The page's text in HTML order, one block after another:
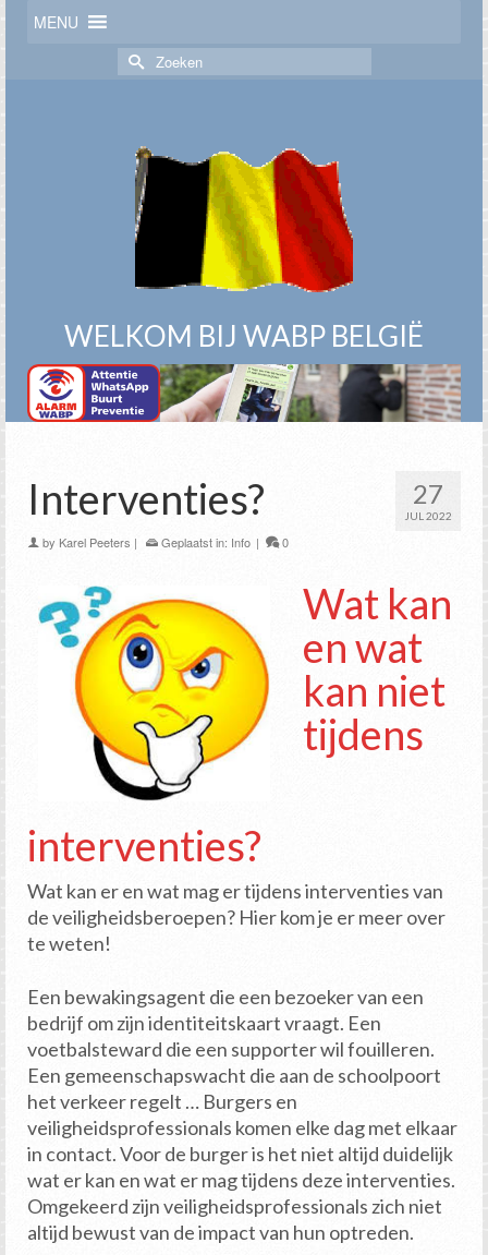
MENU
Zoek
naar:
WELKOM BIJ WABP BELGIË
27
JUL 2022
Interventies?
by Karel Peeters | Geplaatst in: Info | 0
Wat kan
en wat
kan niet
tijdens
interventies?
Wat kan er en wat mag er tijdens interventies van
de veiligheidsberoepen? Hier kom je er meer over
te weten!
Een bewakingsagent die een bezoeker van een
bedrijf om zijn identiteitskaart vraagt. Een
voetbalsteward die een supporter wil fouilleren.
Een gemeenschapswacht die aan de schoolpoort
het verkeer regelt … Burgers en
veiligheidsprofessionals komen elke dag met elkaar
in contact. Voor de burger is het niet altijd duidelijk
wat er kan en wat er mag tijdens deze interventies.
Omgekeerd zijn veiligheidsprofessionals zich niet
altijd bewust van de impact van hun optreden.